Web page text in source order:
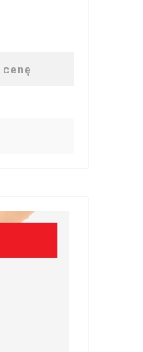
cenę